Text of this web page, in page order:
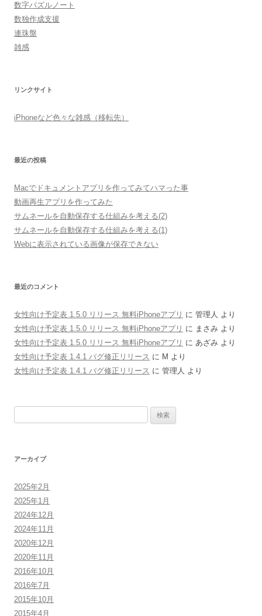
数字パズルノート
数独作成支援
連珠盤
雑感
リンクサイト
iPhoneなど色々な雑感（移転先）
最近の投稿
Macでドキュメントアプリを作ってみてハマった事
動画再生アプリを作ってみた
サムネールを自動保存する仕組みを考える(2)
サムネールを自動保存する仕組みを考える(1)
Webに表示されている画像が保存できない
最近のコメント
女性向け予定表 1.5.0 リリース 無料iPhoneアプリ に 管理人 より
女性向け予定表 1.5.0 リリース 無料iPhoneアプリ に まさみ より
女性向け予定表 1.5.0 リリース 無料iPhoneアプリ に あざみ より
女性向け予定表 1.4.1 バグ修正リリース に M より
女性向け予定表 1.4.1 バグ修正リリース に 管理人 より
アーカイブ
2025年2月
2025年1月
2024年12月
2024年11月
2020年12月
2020年11月
2016年10月
2016年7月
2015年10月
2015年4月